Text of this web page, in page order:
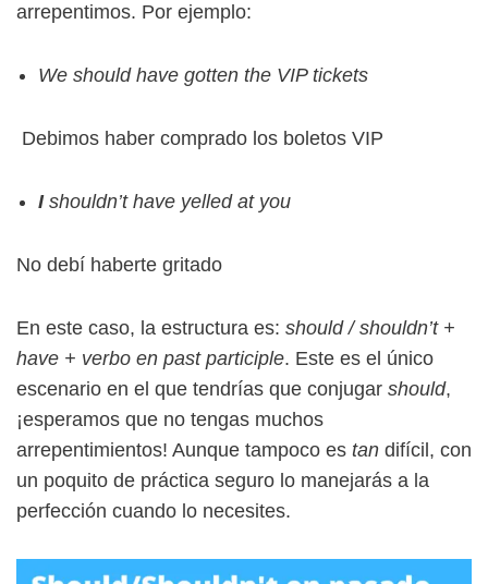
arrepentimos. Por ejemplo:
We should have gotten the VIP tickets
Debimos haber comprado los boletos VIP
I shouldn’t have yelled at you
No debí haberte gritado
En este caso, la estructura es: should / shouldn’t +
have + verbo en past participle. Este es el único
escenario en el que tendrías que conjugar should,
¡esperamos que no tengas muchos
arrepentimientos! Aunque tampoco es tan difícil, con
un poquito de práctica seguro lo manejarás a la
perfección cuando lo necesites.